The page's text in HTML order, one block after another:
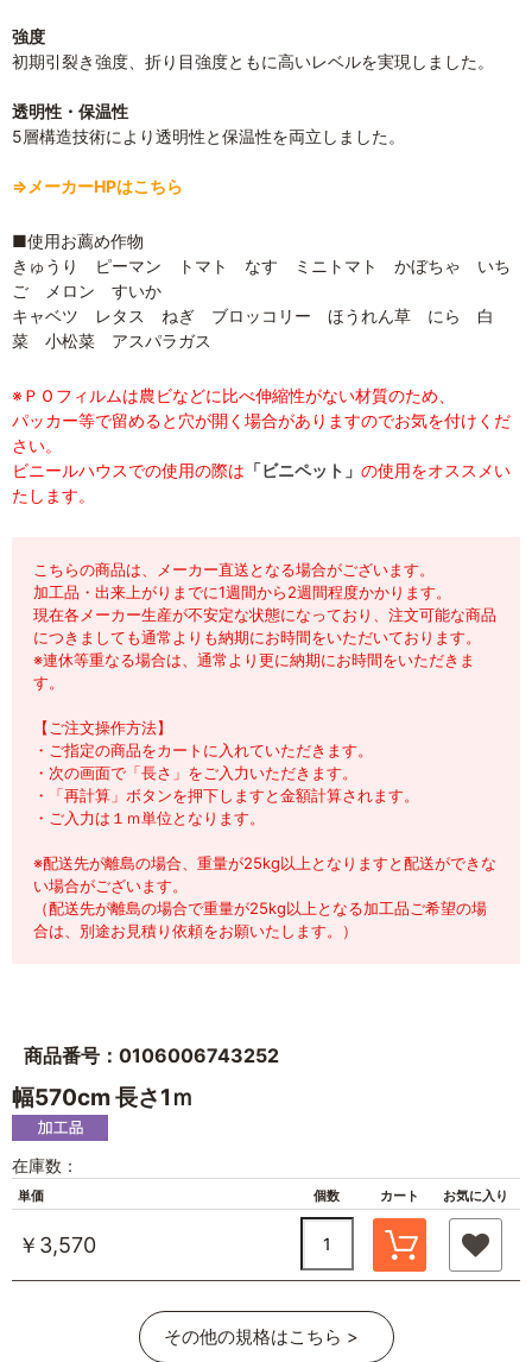
強度
初期引裂き強度、折り目強度ともに高いレベルを実現しました。
透明性・保温性
5層構造技術により透明性と保温性を両立しました。
⇒メーカーHPはこちら
■使用お薦め作物
きゅうり ピーマン トマト なす ミニトマト かぼちゃ いち
ご メロン すいか
キャベツ レタス ねぎ ブロッコリー ほうれん草 にら 白
菜 小松菜 アスパラガス
※ＰＯフィルムは農ビなどに比べ伸縮性がない材質のため、
パッカー等で留めると穴が開く場合がありますのでお気を付けくだ
さい。
ビニールハウスでの使用の際は 「ビニペット」 の使用をオススメい
たします。
こちらの商品は、メーカー直送となる場合がございます。
加工品・出来上がりまでに1週間から2週間程度かかります。
現在各メーカー生産が不安定な状態になっており、注文可能な商品
につきましても通常よりも納期にお時間をいただいております。
※連休等重なる場合は、通常より更に納期にお時間をいただきま
す。
【ご注文操作方法】
・ご指定の商品をカートに入れていただきます。
・次の画面で「長さ」をご入力いただきます。
・「再計算」ボタンを押下しますと金額計算されます。
・ご入力は１ｍ単位となります。
※配送先が離島の場合、重量が25kg以上となりますと配送ができな
い場合がございます。
（配送先が離島の場合で重量が25kg以上となる加工品ご希望の場
合は、別途お見積り依頼をお願いたします。）
商品番号：0106006743252
幅570cm 長さ1ｍ
在庫数：
単価 個数 カート お気に入り
￥3,570
その他の規格はこちら >